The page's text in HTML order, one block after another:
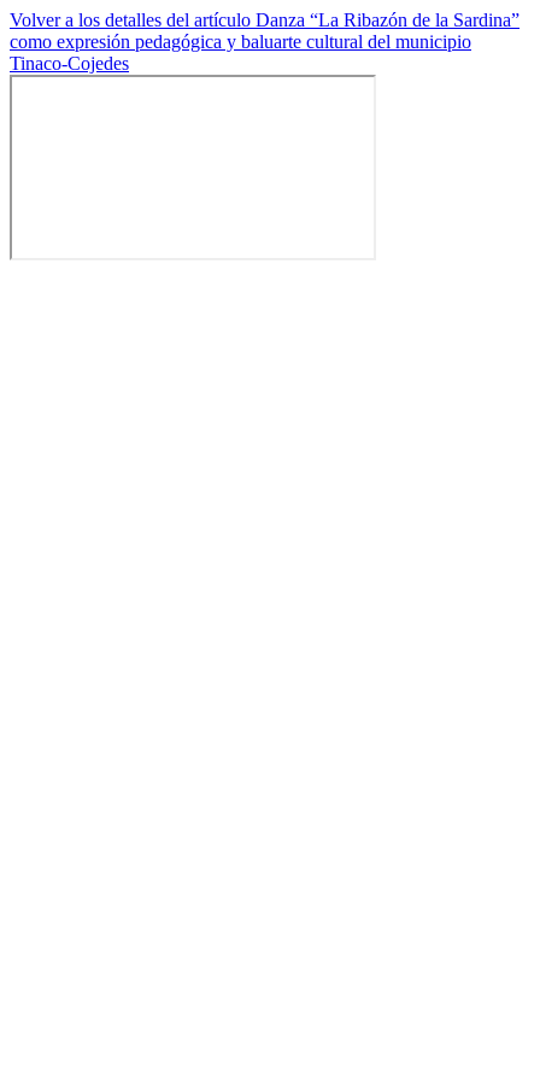
Volver a los detalles del artículo Danza “La Ribazón de la Sardina”
como expresión pedagógica y baluarte cultural del municipio
Tinaco-Cojedes